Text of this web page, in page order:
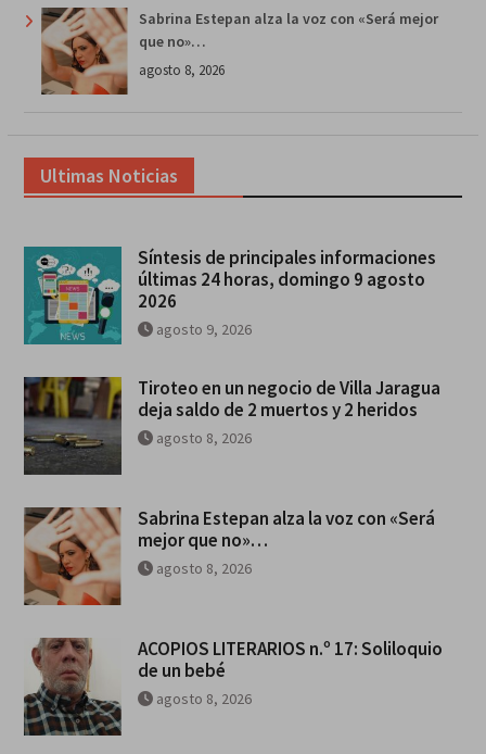
Sabrina Estepan alza la voz con «Será mejor
que no»…
agosto 8, 2026
Ultimas Noticias
Síntesis de principales informaciones
últimas 24 horas, domingo 9 agosto
2026
agosto 9, 2026
Tiroteo en un negocio de Villa Jaragua
deja saldo de 2 muertos y 2 heridos
agosto 8, 2026
Sabrina Estepan alza la voz con «Será
mejor que no»…
agosto 8, 2026
ACOPIOS LITERARIOS n.º 17: Soliloquio
de un bebé
agosto 8, 2026